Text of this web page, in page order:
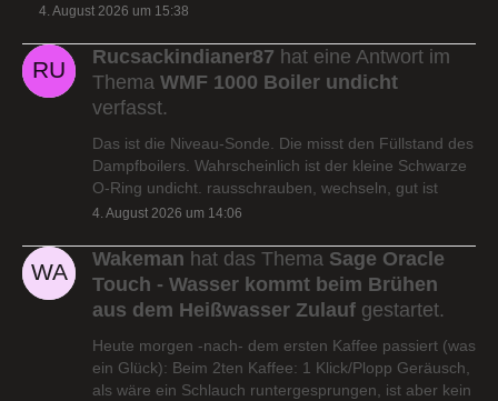
4. August 2026 um 15:38
Rucsackindianer87 hat eine Antwort im
Thema WMF 1000 Boiler undicht
verfasst.
Das ist die Niveau-Sonde. Die misst den Füllstand des
Dampfboilers. Wahrscheinlich ist der kleine Schwarze
O-Ring undicht. rausschrauben, wechseln, gut ist
4. August 2026 um 14:06
Wakeman hat das Thema Sage Oracle
Touch - Wasser kommt beim Brühen
aus dem Heißwasser Zulauf gestartet.
Heute morgen -nach- dem ersten Kaffee passiert (was
ein Glück): Beim 2ten Kaffee: 1 Klick/Plopp Geräusch,
als wäre ein Schlauch runtergesprungen, ist aber kein